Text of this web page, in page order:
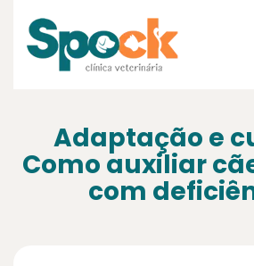
Adaptação e
Como auxiliar
com